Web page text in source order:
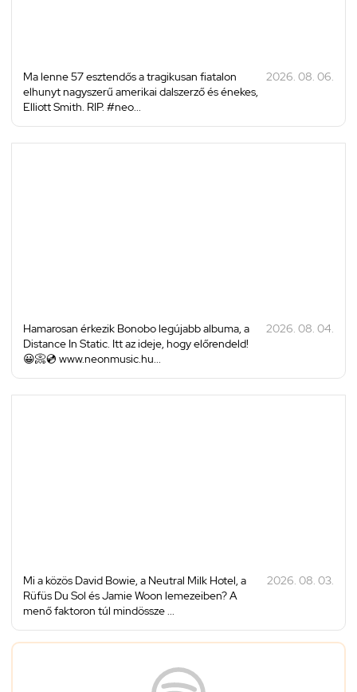
Ma lenne 57 esztendős a tragikusan fiatalon
elhunyt nagyszerű amerikai dalszerző és énekes,
Elliott Smith. RIP. #neo...
2026. 08. 06.
Hamarosan érkezik Bonobo legújabb albuma, a
Distance In Static. Itt az ideje, hogy előrendeld!
😀📀💿 www.neonmusic.hu...
2026. 08. 04.
Mi a közös David Bowie, a Neutral Milk Hotel, a
Rüfüs Du Sol és Jamie Woon lemezeiben? A
menő faktoron túl mindössze ...
2026. 08. 03.